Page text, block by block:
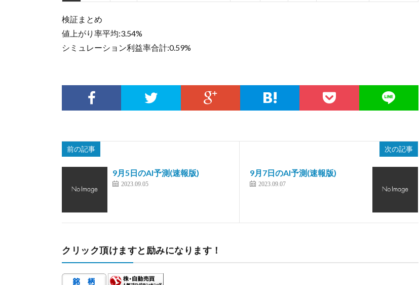
検証まとめ
値上がり率平均:3.54%
シミュレーション利益率合計:0.59%
前の記事
9月5日のAI予測(速報版)
2023.09.05
次の記事
9月7日のAI予測(速報版)
2023.09.07
クリック頂けますと励みになります！